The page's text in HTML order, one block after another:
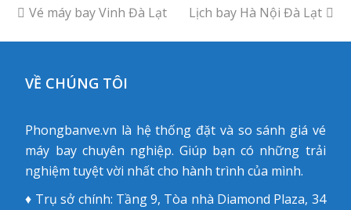
previous
Vé máy bay Vinh Đà Lạt
next
Lịch bay Hà Nội Đà Lạt
VỀ CHÚNG TÔI
Phongbanve.vn là hệ thống đặt và so sánh giá vé
máy bay chuyên nghiệp. Giúp bạn có những trải
nghiệm tuyệt vời nhất cho hành trình của mình.
♦ Trụ sở chính: Tầng 9, Tòa nhà Diamond Plaza, 34